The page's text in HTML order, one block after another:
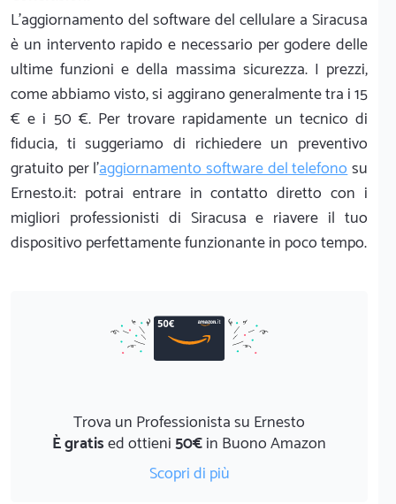
L'aggiornamento del software del cellulare a Siracusa
è un intervento rapido e necessario per godere delle
ultime funzioni e della massima sicurezza. I prezzi,
come abbiamo visto, si aggirano generalmente tra i 15
€ e i 50 €. Per trovare rapidamente un tecnico di
fiducia, ti suggeriamo di richiedere un preventivo
gratuito per l'aggiornamento software del telefonosu
Ernesto.it: potrai entrare in contatto diretto con i
migliori professionisti di Siracusa e riavere il tuo
dispositivo perfettamente funzionante in poco tempo.
Trova un Professionista su Ernesto
È gratised ottieni50€in Buono Amazon
Scopri di più